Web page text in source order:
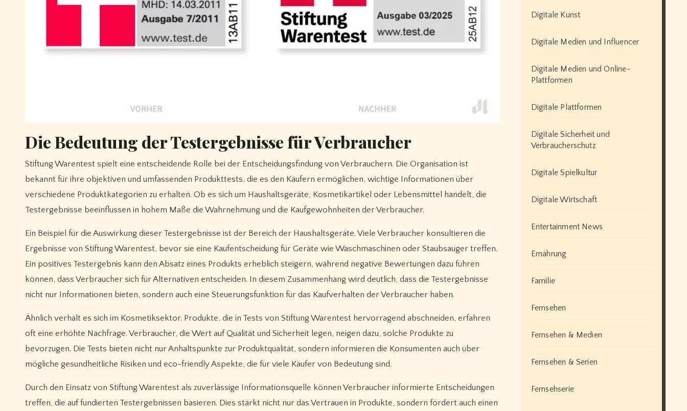
Die Bedeutung der Testergebnisse für Verbraucher
Stiftung Warentest spielt eine entscheidende Rolle bei der Entscheidungsfindung von Verbrauchern. Die Organisation ist
bekannt für ihre objektiven und umfassenden Produkttests, die es den Käufern ermöglichen, wichtige Informationen über
verschiedene Produktkategorien zu erhalten. Ob es sich um Haushaltsgeräte, Kosmetikartikel oder Lebensmittel handelt, die
Testergebnisse beeinflussen in hohem Maße die Wahrnehmung und die Kaufgewohnheiten der Verbraucher.
Ein Beispiel für die Auswirkung dieser Testergebnisse ist der Bereich der Haushaltsgeräte. Viele Verbraucher konsultieren die
Ergebnisse von Stiftung Warentest, bevor sie eine Kaufentscheidung für Geräte wie Waschmaschinen oder Staubsauger treffen.
Ein positives Testergebnis kann den Absatz eines Produkts erheblich steigern, während negative Bewertungen dazu führen
können, dass Verbraucher sich für Alternativen entscheiden. In diesem Zusammenhang wird deutlich, dass die Testergebnisse
nicht nur Informationen bieten, sondern auch eine Steuerungsfunktion für das Kaufverhalten der Verbraucher haben.
Ähnlich verhält es sich im Kosmetiksektor. Produkte, die in Tests von Stiftung Warentest hervorragend abschneiden, erfahren
oft eine erhöhte Nachfrage. Verbraucher, die Wert auf Qualität und Sicherheit legen, neigen dazu, solche Produkte zu
bevorzugen. Die Tests bieten nicht nur Anhaltspunkte zur Produktqualität, sondern informieren die Konsumenten auch über
mögliche gesundheitliche Risiken und eco-friendly Aspekte, die für viele Käufer von Bedeutung sind.
Durch den Einsatz von Stiftung Warentest als zuverlässige Informationsquelle können Verbraucher informierte Entscheidungen
treffen, die auf fundierten Testergebnissen basieren. Dies stärkt nicht nur das Vertrauen in Produkte, sondern fördert auch einen
Digitale Kunst
Digitale Medien und Influencer
Digitale Medien und Online-
Plattformen
Digitale Plattformen
Digitale Sicherheit und
Verbraucherschutz
Digitale Spielkultur
Digitale Wirtschaft
Entertainment News
Ernährung
Familie
Fernsehen
Fernsehen & Medien
Fernsehen & Serien
Fernsehserie